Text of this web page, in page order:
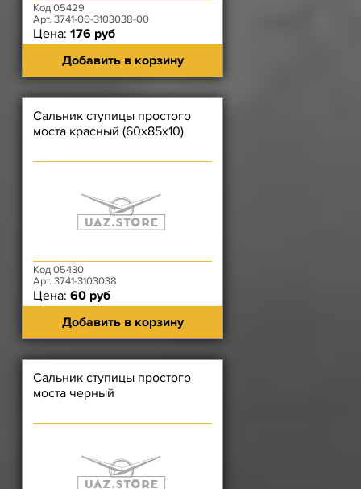
Код 05429
Арт. 3741-00-3103038-00
Цена: 176 руб
Добавить в корзину
Сальник ступицы простого
моста красный (60х85х10)
Код 05430
Арт. 3741-3103038
Цена: 60 руб
Добавить в корзину
Сальник ступицы простого
моста черный